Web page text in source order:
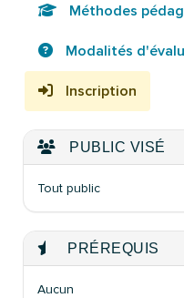
Méthodes
Modalités
Inscription
PUBLIC VISÉ
Tout public
PRÉREQUIS
Aucun